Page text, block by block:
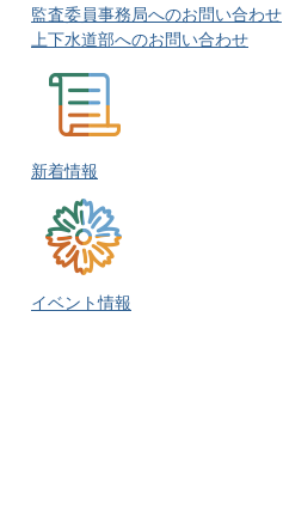
監査委員事務局へのお問い合わせ
上下水道部へのお問い合わせ
新着情報
イベント情報